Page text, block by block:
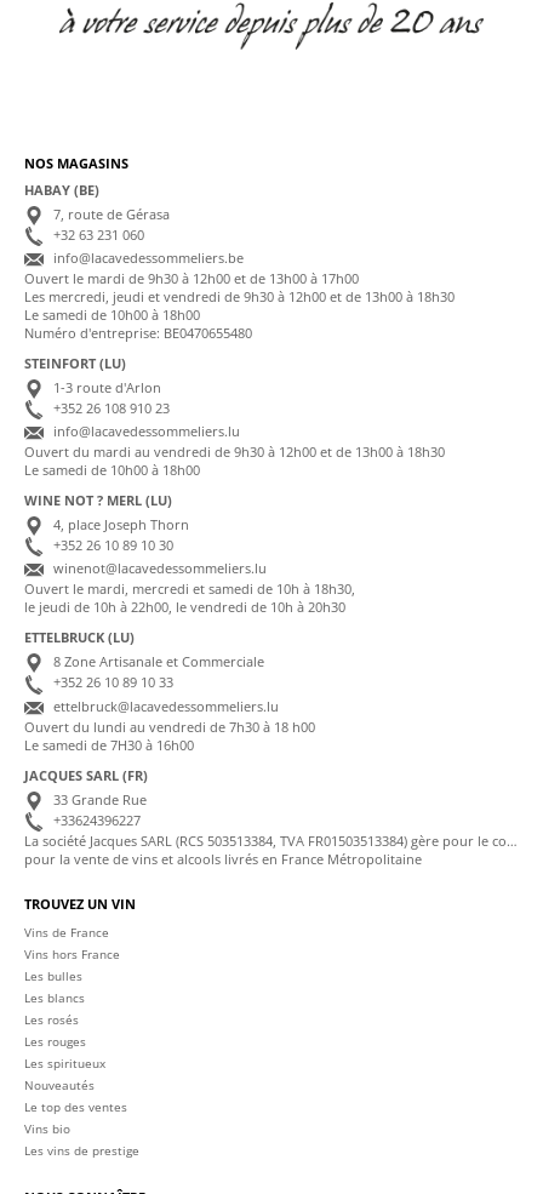
NOS MAGASINS
HABAY (BE)
7, route de Gérasa
+32 63 231 060
info@lacavedessommeliers.be
Ouvert le mardi de 9h30 à 12h00 et de 13h00 à 17h00
Les mercredi, jeudi et vendredi de 9h30 à 12h00 et de 13h00 à 18h30
Le samedi de 10h00 à 18h00
Numéro d'entreprise: BE0470655480
STEINFORT (LU)
1-3 route d'Arlon
+352 26 108 910 23
info@lacavedessommeliers.lu
Ouvert du mardi au vendredi de 9h30 à 12h00 et de 13h00 à 18h30
Le samedi de 10h00 à 18h00
WINE NOT ? MERL (LU)
4, place Joseph Thorn
+352 26 10 89 10 30
winenot@lacavedessommeliers.lu
Ouvert le mardi, mercredi et samedi de 10h à 18h30,
le jeudi de 10h à 22h00, le vendredi de 10h à 20h30
ETTELBRUCK (LU)
8 Zone Artisanale et Commerciale
+352 26 10 89 10 33
ettelbruck@lacavedessommeliers.lu
Ouvert du lundi au vendredi de 7h30 à 18 h00
Le samedi de 7H30 à 16h00
JACQUES SARL (FR)
33 Grande Rue
+33624396227
La société Jacques SARL (RCS 503513384, TVA FR01503513384) gère pour le compte de La Cave des Sommeliers les transactions bancaires et la facturation
pour la vente de vins et alcools livrés en France Métropolitaine
TROUVEZ UN VIN
Vins de France
Vins hors France
Les bulles
Les blancs
Les rosés
Les rouges
Les spiritueux
Nouveautés
Le top des ventes
Vins bio
Les vins de prestige